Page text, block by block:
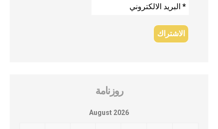
روزنامة
August 2026